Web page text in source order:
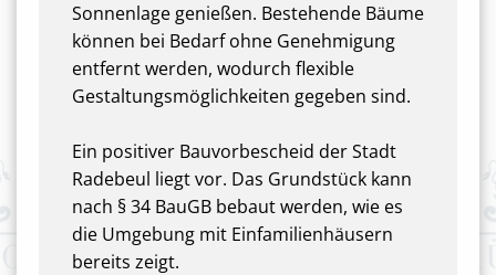
Sonnenlage genießen. Bestehende Bäume
können bei Bedarf ohne Genehmigung
entfernt werden, wodurch flexible
Gestaltungsmöglichkeiten gegeben sind.
Ein positiver Bauvorbescheid der Stadt
Radebeul liegt vor. Das Grundstück kann
nach § 34 BauGB bebaut werden, wie es
die Umgebung mit Einfamilienhäusern
bereits zeigt.